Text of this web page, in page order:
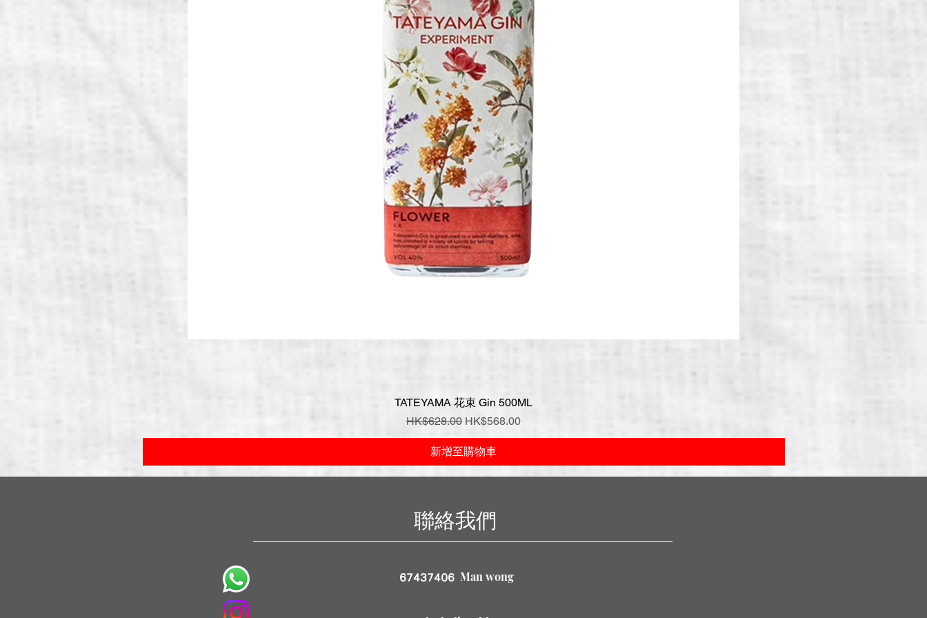
快速瀏覽
TATEYAMA 花束 Gin 500ML
一般價格
HK$628.00 促銷價格
HK$568.00
新增至購物車
聯絡我們
67437406 Man wong